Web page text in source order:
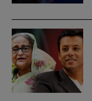
i
l
N
b
e
r
s
i
l
N
b
e
r
s